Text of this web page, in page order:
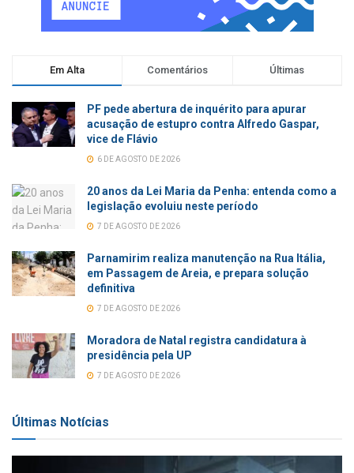
Em Alta Comentários Últimas
PF pede abertura de inquérito para apurar
acusação de estupro contra Alfredo Gaspar,
vice de Flávio
6 DE AGOSTO DE 2026
20 anos da Lei Maria da Penha: entenda como a
legislação evoluiu neste período
7 DE AGOSTO DE 2026
Parnamirim realiza manutenção na Rua Itália,
em Passagem de Areia, e prepara solução
definitiva
7 DE AGOSTO DE 2026
Moradora de Natal registra candidatura à
presidência pela UP
7 DE AGOSTO DE 2026
Últimas Notícias